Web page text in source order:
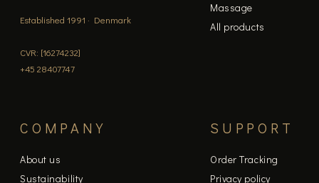
Established 1991 · Denmark
CVR: [16274232]
+45 28407747
Massage
All products
COMPANY
About us
Sustainability
SUPPORT
Order Tracking
Privacy policy